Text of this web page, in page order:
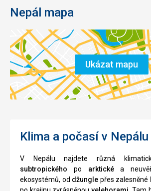
Nepál mapa
Ukázat mapu
Klima a počasí v Nepálu
V Nepálu najdete různá
subtropického po arktickéa
ekosystémů, od džungle přes zalesněné